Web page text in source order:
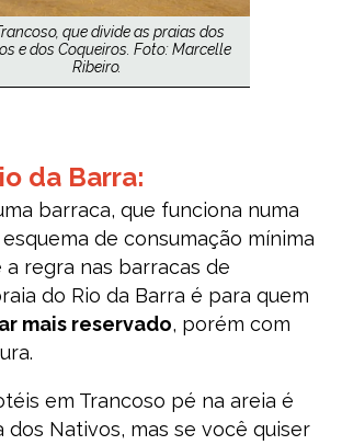
que divide as praias dos
e dos Coqueiros. Foto: Marcelle
Ribeiro.
da Barra:
barraca, que funciona numa
de consumação mínima
a regra nas barracas de
do Rio da Barra é para quem
mais reservado, porém com
em Trancoso pé na areia é
dos Nativos, mas se você quiser